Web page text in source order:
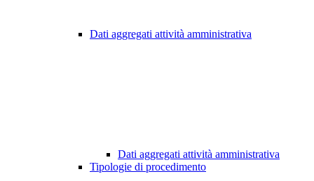
Dati aggregati attività amministrativa
Dati aggregati attività amministrativa
Tipologie di procedimento